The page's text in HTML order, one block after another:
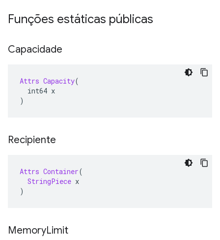
Funções estáticas públicas
Capacidade
Attrs Capacity(
int64 x
)
Recipiente
Attrs Container(
StringPiece x
)
MemoryLimit